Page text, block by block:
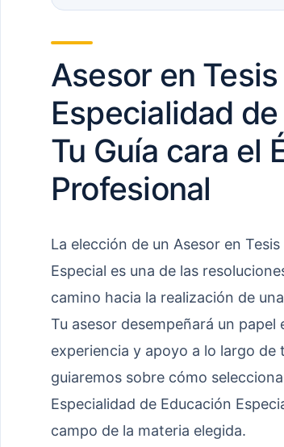
Asesor en
Especialidad
Tu Guía cara el
Profesional
La elección de un Asesor en
Especial es una de las
camino hacia la realización de
Tu asesor desempeñará un
experiencia y apoyo a lo largo
guiaremos sobre cómo
Especialidad de Educación
campo de la materia elegida.